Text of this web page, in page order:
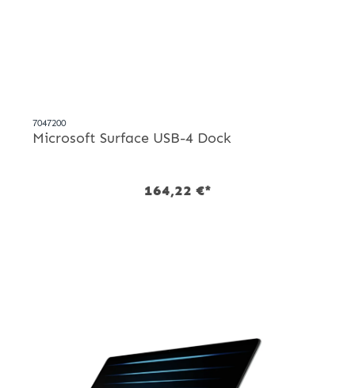
7047200
Microsoft Surface USB-4 Dock
164,22 €*